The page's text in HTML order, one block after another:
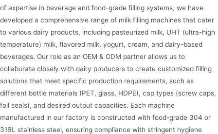
tailles et formes.
of expertise in beverage and food-grade filling systems, we have
developed a comprehensive range of milk filling machines that cater
to various dairy products, including pasteurized milk, UHT (ultra-high
temperature) milk, flavored milk, yogurt, cream, and dairy-based
beverages. Our role as an OEM & ODM partner allows us to
collaborate closely with dairy producers to create customized filling
solutions that meet specific production requirements, such as
different bottle materials (PET, glass, HDPE), cap types (screw caps,
foil seals), and desired output capacities. Each machine
manufactured in our factory is constructed with food-grade 304 or
316L stainless steel, ensuring compliance with stringent hygiene